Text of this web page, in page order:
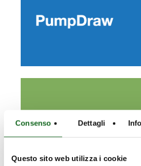
Consenso Dettagli
Questo sito web utilizza i cookie
Disegni 2D & 3D e formato
da scaricare.
Schede tecniche, brochure
tua disposizione.